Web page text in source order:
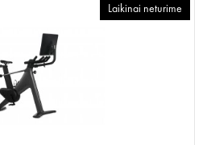
Laikinai neturime